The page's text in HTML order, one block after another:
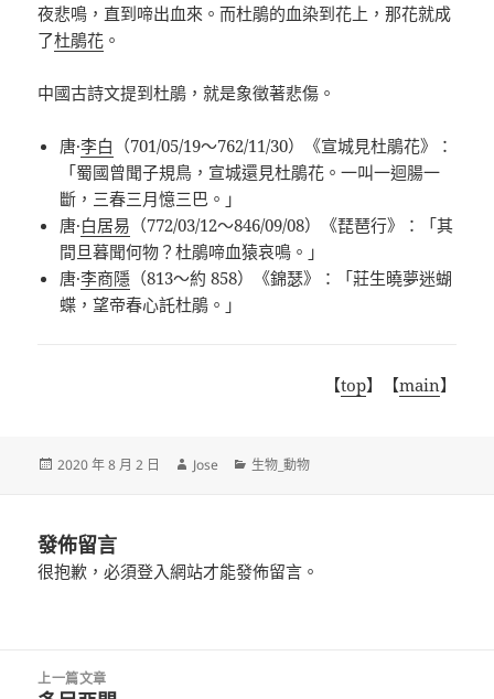
夜悲鳴，直到啼出血來。而杜鵑的血染到花上，那花就成
了杜鵑花 。
中國古詩文提到杜鵑，就是象徵著悲傷。
唐·李白 （701/05/19～762/11/30）《宣城見杜鵑花》：
「蜀國曾聞子規鳥，宣城還見杜鵑花。一叫一迴腸一
斷，三春三月憶三巴。」
唐·白居易 （772/03/12～846/09/08）《琵琶行》：「其
間旦暮聞何物？杜鵑啼血猿哀鳴。」
唐·李商隱 （813～約 858）《錦瑟》：「莊生曉夢迷蝴
蝶，望帝春心託杜鵑。」
【top】【main】
發
2020 年 8 月 2 日
作
Jose
分
生物_動物
發佈留言
很抱歉，必須登入網站才能發佈留言。
上一篇文章